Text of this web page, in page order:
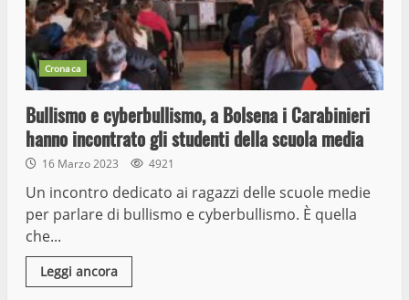
Cronaca
Bullismo e cyberbullismo, a Bolsena i Carabinieri
hanno incontrato gli studenti della scuola media
16 Marzo 2023 4921
Un incontro dedicato ai ragazzi delle scuole medie
per parlare di bullismo e cyberbullismo. È quella
che...
Leggi ancora